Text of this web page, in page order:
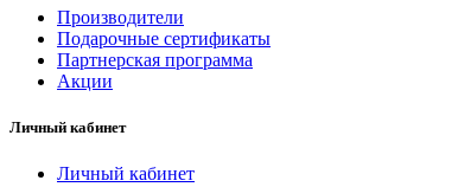
Производители
Подарочные сертификаты
Партнерская программа
Акции
Личный кабинет
Личный кабинет